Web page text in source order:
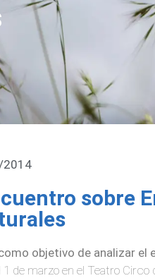
sobre
objetivo de analizar el
1 de marzo en el Teatro